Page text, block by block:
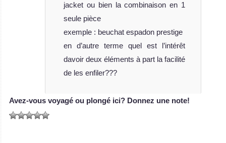
jacket ou bien la combinaison en 1
seule pièce
exemple : beuchat espadon prestige
en d’autre terme quel est l’intérêt
davoir deux éléments à part la facilité
de les enfiler???
Avez-vous voyagé ou plongé ici? Donnez une note!